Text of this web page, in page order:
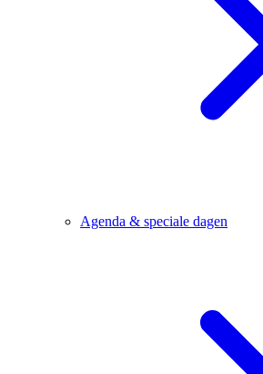
Agenda & speciale dagen